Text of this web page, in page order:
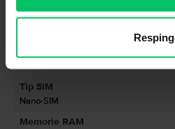
Informatii persoana
Informatii siguranta produs
Informatii privind avertismentele de
A se citi manualul
Model
Tip SIM
Nano-SIM
Memorie RAM